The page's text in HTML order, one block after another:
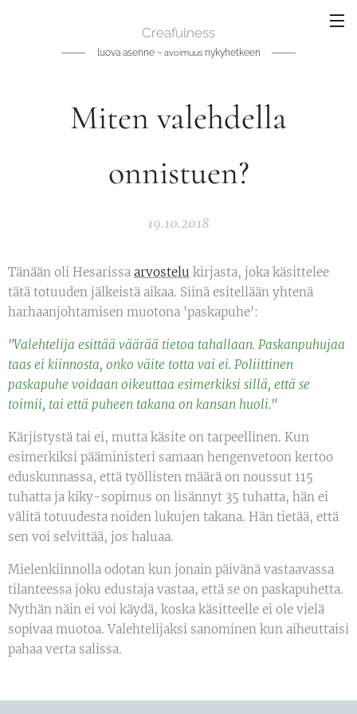
Creafulness
luova asenne ~ avoimuusnykyhetkeen
Miten valehdella
onnistuen?
19.10.2018
Tänään oli Hesarissa arvostelu kirjasta, joka käsittelee
tätä totuuden jälkeistä aikaa. Siinä esitellään yhtenä
harhaanjohtamisen muotona 'paskapuhe':
"Valehtelija esittää väärää tietoa tahallaan. Paskanpuhujaa
taas ei kiinnosta, onko väite totta vai ei. Poliittinen
paskapuhe voidaan oikeuttaa esimerkiksi sillä, että se
toimii, tai että puheen takana on kansan huoli."
Kärjistystä tai ei, mutta käsite on tarpeellinen. Kun
esimerkiksi pääministeri samaan hengenvetoon kertoo
eduskunnassa, että työllisten määrä on noussut 115
tuhatta ja kiky-sopimus on lisännyt 35 tuhatta, hän ei
välitä totuudesta noiden lukujen takana. Hän tietää, että
sen voi selvittää, jos haluaa.
Mielenkiinnolla odotan kun jonain päivänä vastaavassa
tilanteessa joku edustaja vastaa, että se on paskapuhetta.
Nythän näin ei voi käydä, koska käsitteelle ei ole vielä
sopivaa muotoa. Valehtelijaksi sanominen kun aiheuttaisi
pahaa verta salissa.